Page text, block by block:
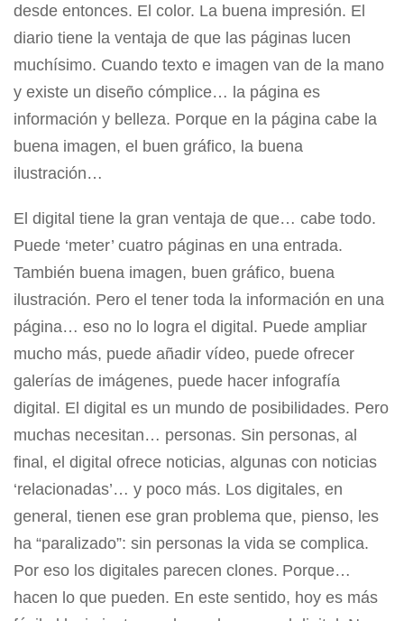
desde entonces. El color. La buena impresión. El
diario tiene la ventaja de que las páginas lucen
muchísimo. Cuando texto e imagen van de la mano
y existe un diseño cómplice… la página es
información y belleza. Porque en la página cabe la
buena imagen, el buen gráfico, la buena
ilustración…
El digital tiene la gran ventaja de que… cabe todo.
Puede ‘meter’ cuatro páginas en una entrada.
También buena imagen, buen gráfico, buena
ilustración. Pero el tener toda la información en una
página… eso no lo logra el digital. Puede ampliar
mucho más, puede añadir vídeo, puede ofrecer
galerías de imágenes, puede hacer infografía
digital. El digital es un mundo de posibilidades. Pero
muchas necesitan… personas. Sin personas, al
final, el digital ofrece noticias, algunas con noticias
‘relacionadas’… y poco más. Los digitales, en
general, tienen ese gran problema que, pienso, les
ha “paralizado”: sin personas la vida se complica.
Por eso los digitales parecen clones. Porque…
hacen lo que pueden. En este sentido, hoy es más